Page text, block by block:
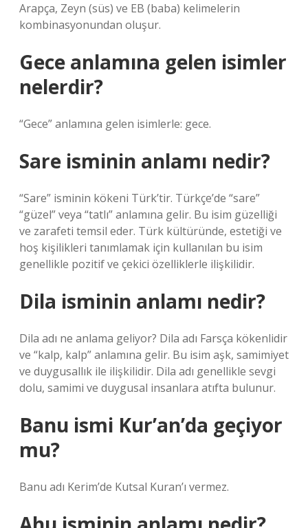
Arapça, Zeyn (süs) ve EB (baba) kelimelerin
kombinasyonundan oluşur.
Gece anlamına gelen isimler
nelerdir?
“Gece” anlamına gelen isimlerle: gece.
Sare isminin anlamı nedir?
“Sare” isminin kökeni Türk’tir. Türkçe’de “sare”
“güzel” veya “tatlı” anlamına gelir. Bu isim güzelliği
ve zarafeti temsil eder. Türk kültüründe, estetiği ve
hoş kişilikleri tanımlamak için kullanılan bu isim
genellikle pozitif ve çekici özelliklerle ilişkilidir.
Dila isminin anlamı nedir?
Dila adı ne anlama geliyor? Dila adı Farsça kökenlidir
ve “kalp, kalp” anlamına gelir. Bu isim aşk, samimiyet
ve duygusallık ile ilişkilidir. Dila adı genellikle sevgi
dolu, samimi ve duygusal insanlara atıfta bulunur.
Banu ismi Kur’an’da geçiyor
mu?
Banu adı Kerim’de Kutsal Kuran’ı vermez.